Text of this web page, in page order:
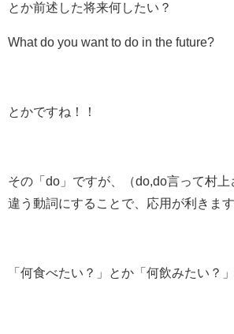
とか前述した将来何したい？
What do you want to do in the future?
とかですね！！
その「do」ですが、（do,do言って村上
違う動詞にすることで、応用が利きます
「何食べたい？」とか「何飲みたい？